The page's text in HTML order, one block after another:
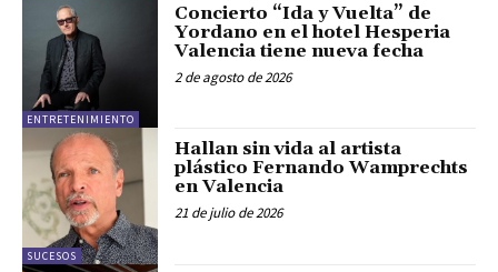
ENTRETENIMIENTO
Concierto “Ida y Vuelta” de
Yordano en el hotel Hesperia
Valencia tiene nueva fecha
2 de agosto de 2026
SUCESOS
Hallan sin vida al artista
plástico Fernando Wamprechts
en Valencia
21 de julio de 2026